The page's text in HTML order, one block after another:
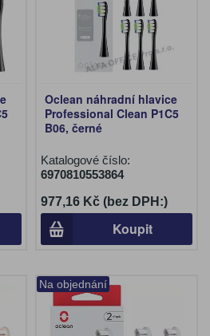
Oclean náhradní hlavice
Professional Clean P1C5
B06, černé
Katalogové číslo:
6970810553864
977,16 Kč (bez DPH:)
Koupit
Na objednání